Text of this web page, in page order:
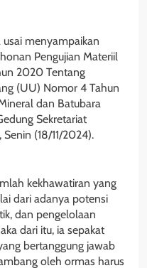
menyampaikan
Pengujian Materiil
2020 Tentang
(UU) Nomor 4 Tahun
dan Batubara
Sekretariat
Senin (18/11/2024).
kekhawatiran yang
dari adanya potensi
dan pengelolaan
dari itu, ia sepakat
bertanggung jawab
oleh ormas harus